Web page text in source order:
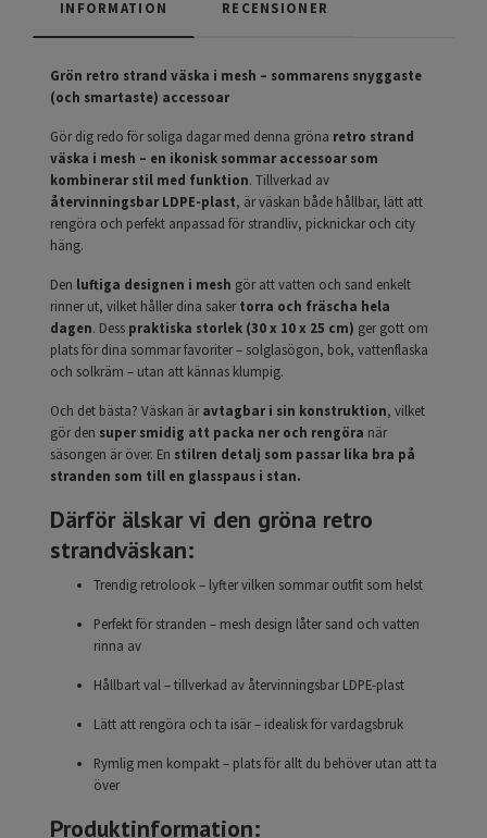
INFORMATION RECENSIONER
Grön retro strand väska i mesh – sommarens snyggaste
(och smartaste) accessoar
Gör dig redo för soliga dagar med denna gröna retro strand
väska i mesh – en ikonisk sommar accessoar som
kombinerar stil med funktion. Tillverkad av
återvinningsbar LDPE-plast, är väskan både hållbar, lätt att
rengöra och perfekt anpassad för strandliv, picknickar och city
häng.
Den luftiga designen i mesh gör att vatten och sand enkelt
rinner ut, vilket håller dina sakertorra och fräscha hela
dagen. Dess praktiska storlek (30 x 10 x 25 cm) ger gott om
plats för dina sommar favoriter – solglasögon, bok, vattenflaska
och solkräm – utan att kännas klumpig.
Och det bästa? Väskan äravtagbar i sin konstruktion, vilket
gör den super smidig att packa ner och rengöra när
säsongen är över. En stilren detalj som passar lika bra på
stranden som till en glasspaus i stan.
Därför älskar vi den gröna retro
strandväskan:
Trendig retrolook – lyfter vilken sommar outfit som helst
Perfekt för stranden – mesh design låter sand och vatten
rinna av
Hållbart val – tillverkad av återvinningsbar LDPE-plast
Lätt att rengöra och ta isär – idealisk för vardagsbruk
Rymlig men kompakt – plats för allt du behöver utan att ta
över
Produktinformation: